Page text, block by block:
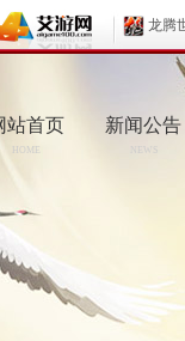
龙腾
站首页
HOME
新闻公告
NEWS